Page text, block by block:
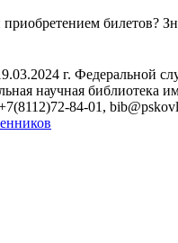
билетов?
г. Федеральной
научная библиотека
84-01,